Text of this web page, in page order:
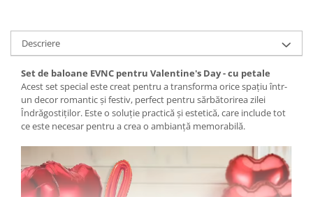
Descriere
Set de baloane EVNC pentru Valentine's Day - cu petale
Acest set special este creat pentru a transforma orice spațiu într-
un decor romantic și festiv, perfect pentru sărbătorirea zilei
Îndrăgostiților. Este o soluție practică și estetică, care include tot
ce este necesar pentru a crea o ambianță memorabilă.